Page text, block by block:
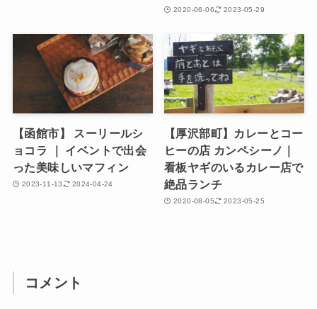
2020-06-06 2023-05-29
【函館市】 スーリールシ
ョコラ ｜ イベントで出会
った美味しいマフィン
2023-11-13 2024-04-24
【厚沢部町】カレーとコー
ヒーの店 カンペシーノ｜
看板ヤギのいるカレー店で
絶品ランチ
2020-08-05 2023-05-25
コメント